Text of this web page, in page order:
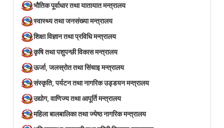
भौतिक पूर्वाधार तथा यातायात मन्त्रालय
स्वास्थ्य तथा जनसंख्या मन्त्रालय
शिक्षा विज्ञान तथा प्रविधि मन्त्रालय
कृषि तथा पशुपन्छी विकास मन्त्रालय
ऊर्जा, जलस्रोत तथा सिंचाइ मन्त्रालय
संस्कृति, पर्यटन तथा नागरिक उड्डयन मन्त्रालय
उद्योग, वाणिज्य तथा आपूर्ति मन्त्रालय
महिला बालबालिका तथा ज्येष्ठ नागरिक मन्त्रालय